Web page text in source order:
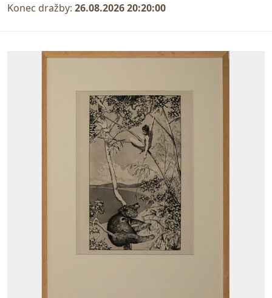
Konec dražby: 26.08.2026 20:20:00